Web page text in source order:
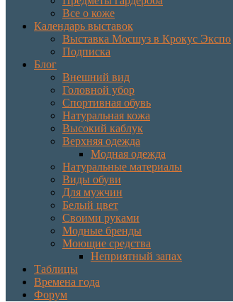
Все о коже
Календарь выставок
Выставка Мосшуз в Крокус Экспо
Подписка
Блог
Внешний вид
Головной убор
Спортивная обувь
Натуральная кожа
Высокий каблук
Верхняя одежда
Модная одежда
Натуральные материалы
Виды обуви
Для мужчин
Белый цвет
Своими руками
Модные бренды
Моющие средства
Неприятный запах
Таблицы
Времена года
Форум